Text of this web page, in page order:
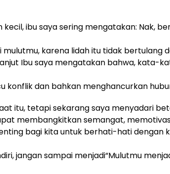
ibu saya sering mengatakan: Nak,
karena lidah itu tidak bertulang
Ibu saya mengatakan bahwa, kata-
konflik dan bahkan menghancurkan
itu, tetapi sekarang saya menyadari
membangkitkan semangat,
bagi kita untuk berhati-hati dengan
jangan sampai menjadi“Mulutmu